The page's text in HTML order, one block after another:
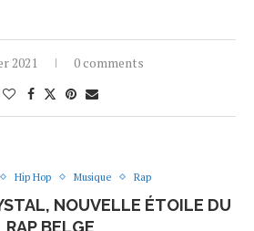
2021 0 comments
Hip Hop Musique Rap
NOUVELLE ÉTOILE DU
RAP BELGE